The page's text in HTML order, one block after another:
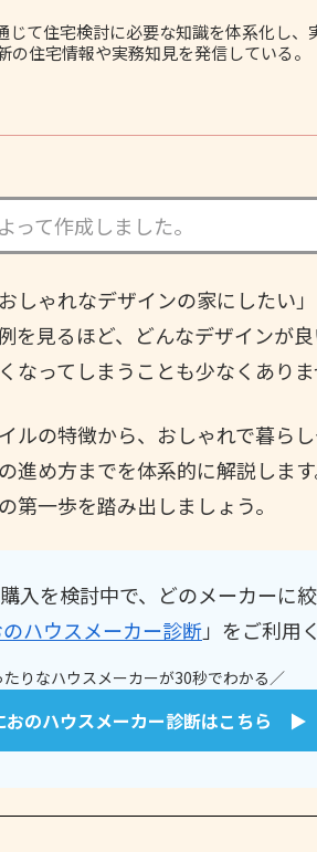
じて住宅検討に必要な知識を体系化し
の住宅情報や実務知見を発信している。
て作成しました。
しゃれなデザインの家にしたい
を見るほど、どんなデザインが
ってしまうことも少なくありま
ルの特徴から、おしゃれで暮ら
進め方までを体系的に解説しま
第一歩を踏み出しましょう。
入を検討中で、どのメーカーに
ハウスメーカー診断」をご利用
たりなハウスメーカーが30秒でわかる／
おのハウスメーカー診断はこちら ▶